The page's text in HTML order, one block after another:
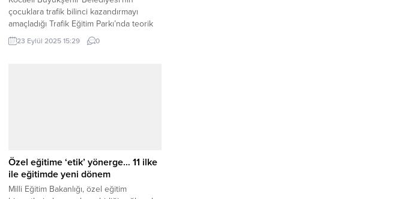
çocuklara trafik bilinci kazandırmayı
amaçladığı Trafik Eğitim Parkı’nda teorik
ve uygulamalı eğitimler başladı. Çocuklar,
eğitim sonunda sertifika alarak trafik
23 Eylül 2025 15:29 0
Özel eğitime ‘etik’ yönerge… 11 ilke
ile eğitimde yeni dönem
Milli Eğitim Bakanlığı, özel eğitim